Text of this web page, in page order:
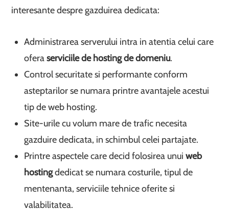
interesante despre gazduirea dedicata:
Administrarea serverului intra in atentia celui care
oferaserviciile de hosting de domeniu.
Control securitate si performante conform
asteptarilor se numara printre avantajele acestui
tip de web hosting.
Site-urile cu volum mare de trafic necesita
gazduire dedicata, in schimbul celei partajate.
Printre aspectele care decid folosirea unui web
hostingdedicat se numara costurile, tipul de
mentenanta, serviciile tehnice oferite si
valabilitatea.